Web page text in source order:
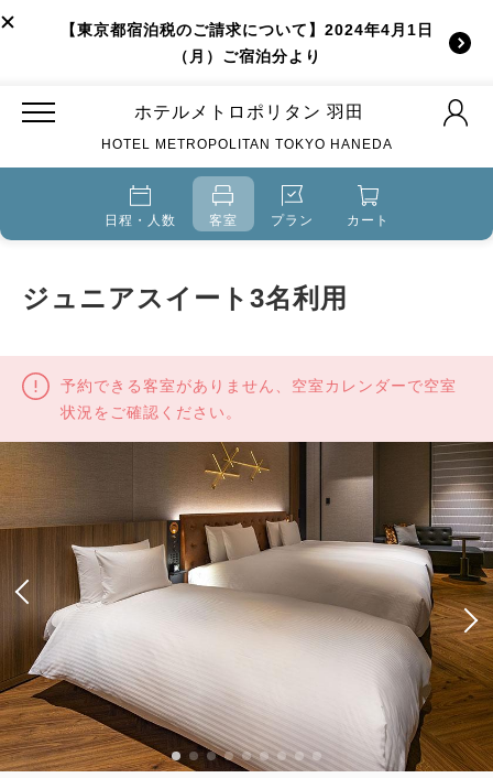
【東京都宿泊税のご請求について】2024年4月1日
（月）ご宿泊分より
ホテルメトロポリタン 羽田
HOTEL METROPOLITAN TOKYO HANEDA
日程・人数 客室 プラン カート
ジュニアスイート3名利用
予約できる客室がありません、空室カレンダーで空室
状況をご確認ください。